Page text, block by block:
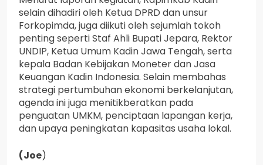
selain dihadiri oleh Ketua DPRD dan unsur
Forkopimda, juga diikuti oleh sejumlah tokoh
penting seperti Staf Ahli Bupati Jepara, Rektor
UNDIP, Ketua Umum Kadin Jawa Tengah, serta
kepala Badan Kebijakan Moneter dan Jasa
Keuangan Kadin Indonesia. Selain membahas
strategi pertumbuhan ekonomi berkelanjutan,
agenda ini juga menitikberatkan pada
penguatan UMKM, penciptaan lapangan kerja,
dan upaya peningkatan kapasitas usaha lokal.
(Joe)